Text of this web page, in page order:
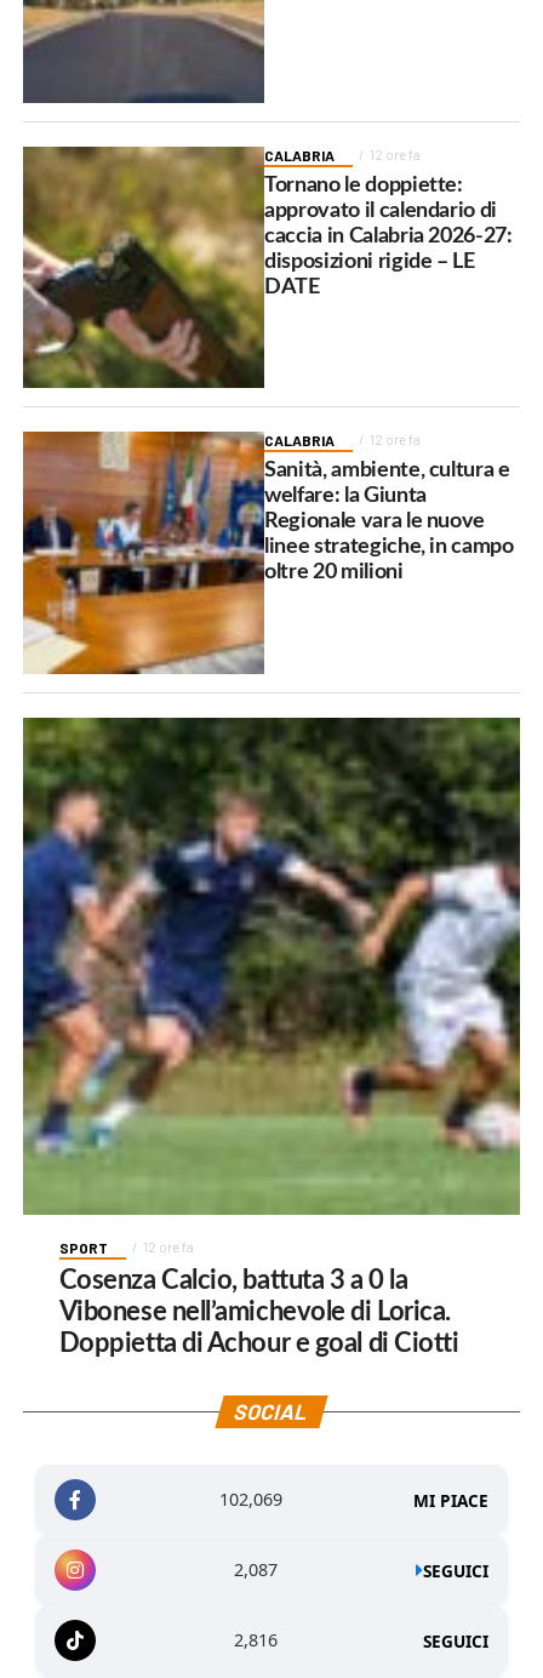
CALABRIA 12 ore fa
Tornano le doppiette:
approvato il calendario di
caccia in Calabria 2026-27:
disposizioni rigide – LE
DATE
CALABRIA 12 ore fa
Sanità, ambiente, cultura e
welfare: la Giunta
Regionale vara le nuove
linee strategiche, in campo
oltre 20 milioni
SPORT 12 ore fa
Cosenza Calcio, battuta 3 a 0 la
Vibonese nell’amichevole di Lorica.
Doppietta di Achour e goal di Ciotti
SOCIAL
102,069 MI PIACE
2,087 SEGUICI
2,816 SEGUICI